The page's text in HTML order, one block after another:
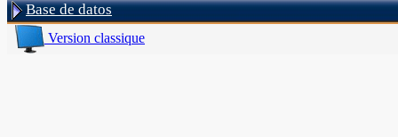
Base de datos
Version classique